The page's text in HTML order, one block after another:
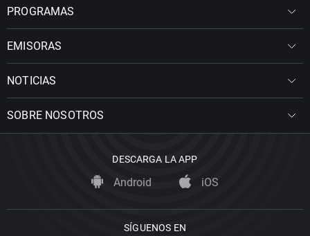
PROGRAMAS
EMISORAS
NOTICIAS
SOBRE NOSOTROS
DESCARGA LA APP
Android iOS
SÍGUENOS EN